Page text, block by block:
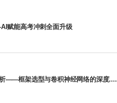
赋能高考冲刺全面升级
——框架选型与卷积神经网络的深度....